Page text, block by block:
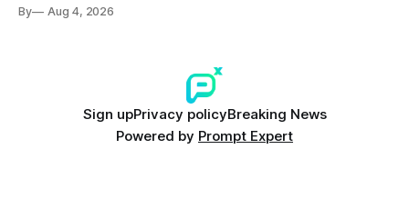
By Aug 4, 2026
Sign upPrivacy policyBreaking News
Powered by Prompt Expert